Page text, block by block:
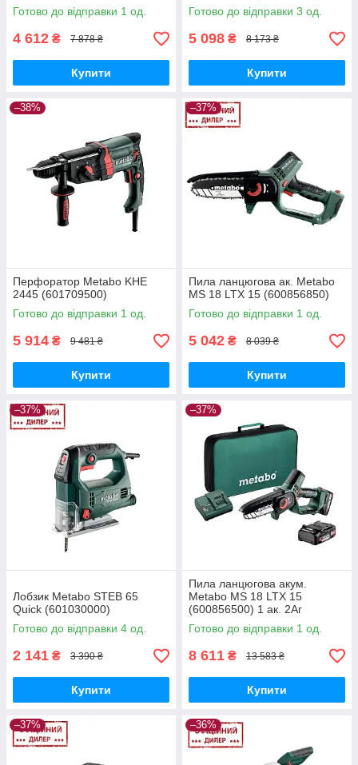
Готово до відправки 1 од.
4 612 ₴ 7 878 ₴
Купити
Готово до відправки 3 од.
5 098 ₴ 8 173 ₴
Купити
–38%
Перфоратор Metabo KHE
2445 (601709500)
Готово до відправки 1 од.
5 914 ₴ 9 481 ₴
Купити
–37%
Пила ланцюгова ак. Metabo
MS 18 LTX 15 (600856850)
Готово до відправки 1 од.
5 042 ₴ 8 039 ₴
Купити
–37%
Лобзик Metabo STEB 65
Quick (601030000)
Готово до відправки 4 од.
2 141 ₴ 3 390 ₴
Купити
–37%
Пила ланцюгова акум.
Metabo MS 18 LTX 15
(600856500) 1 ак. 2Аг
Готово до відправки 1 од.
8 611 ₴ 13 583 ₴
Купити
–37% –36%